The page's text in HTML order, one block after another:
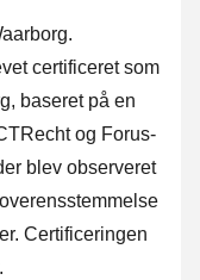
certificeret som
baseret på en
og Forus-
blev observeret
Certificeringen